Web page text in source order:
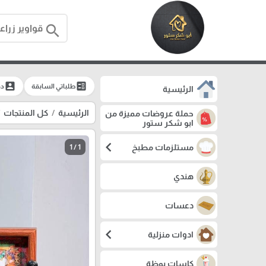
search
الرئيسية
حملة عروضات مميزة من
ابو شكر ستور
مستلزمات مطبخ chevron_left
هندي
دعسات
ادوات منزلية chevron_left
كاسات بوظة
ballotطلباتي السابقة account_box
الرئيسية كل المنتجات
1 / 1